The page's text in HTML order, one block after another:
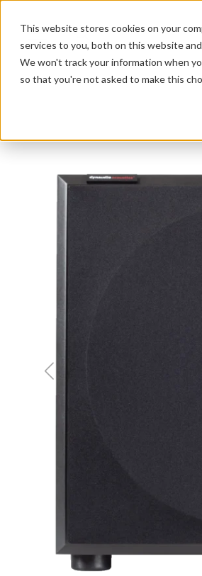
This website stores cookies on your
services to you, both on this website
We won't track your information when
so that you're not asked to make this